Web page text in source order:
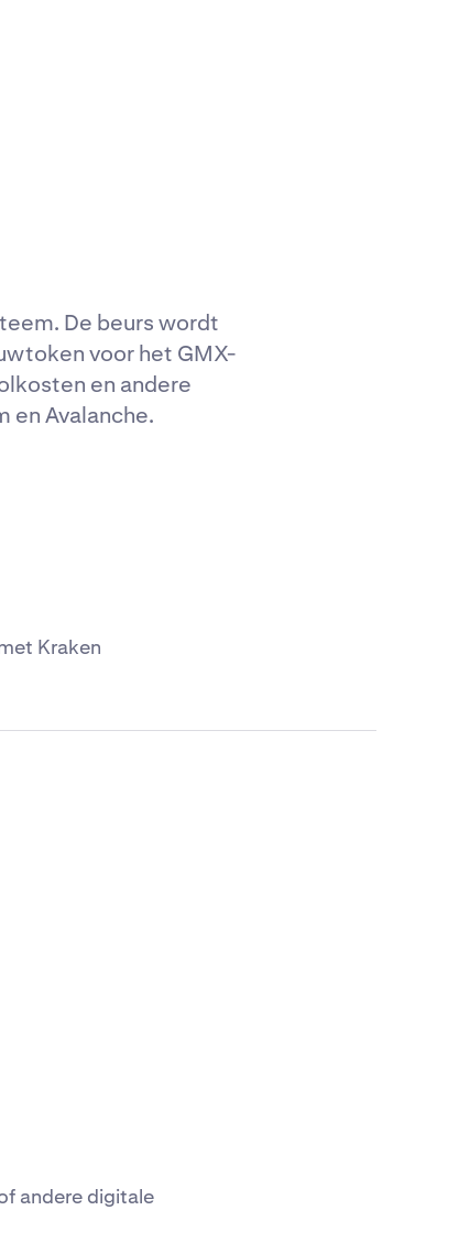
De beurs wordt
voor het GMX-
en andere
Avalanche.
Kraken
andere digitale